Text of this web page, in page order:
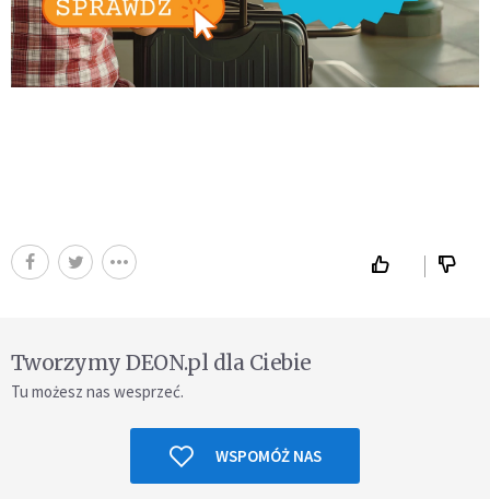
Tworzymy DEON.pl dla Ciebie
Tu możesz nas wesprzeć.
WSPOMÓŻ NAS